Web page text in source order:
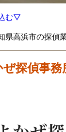
む▽
県高浜市の探偵
探偵事務